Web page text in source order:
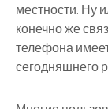
местности. Ну
конечно же
телефона
сегодняшнего